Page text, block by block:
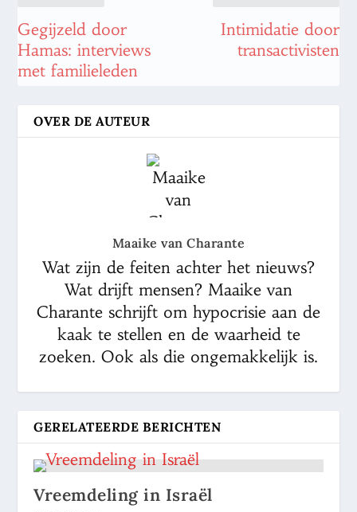
Gegijzeld door
Hamas: interviews
met familieleden
Intimidatie door
transactivisten
OVER DE AUTEUR
Maaike van Charante
Wat zijn de feiten achter het nieuws?
Wat drijft mensen? Maaike van
Charante schrijft om hypocrisie aan de
kaak te stellen en de waarheid te
zoeken. Ook als die ongemakkelijk is.
GERELATEERDE BERICHTEN
Vreemdeling in Israël